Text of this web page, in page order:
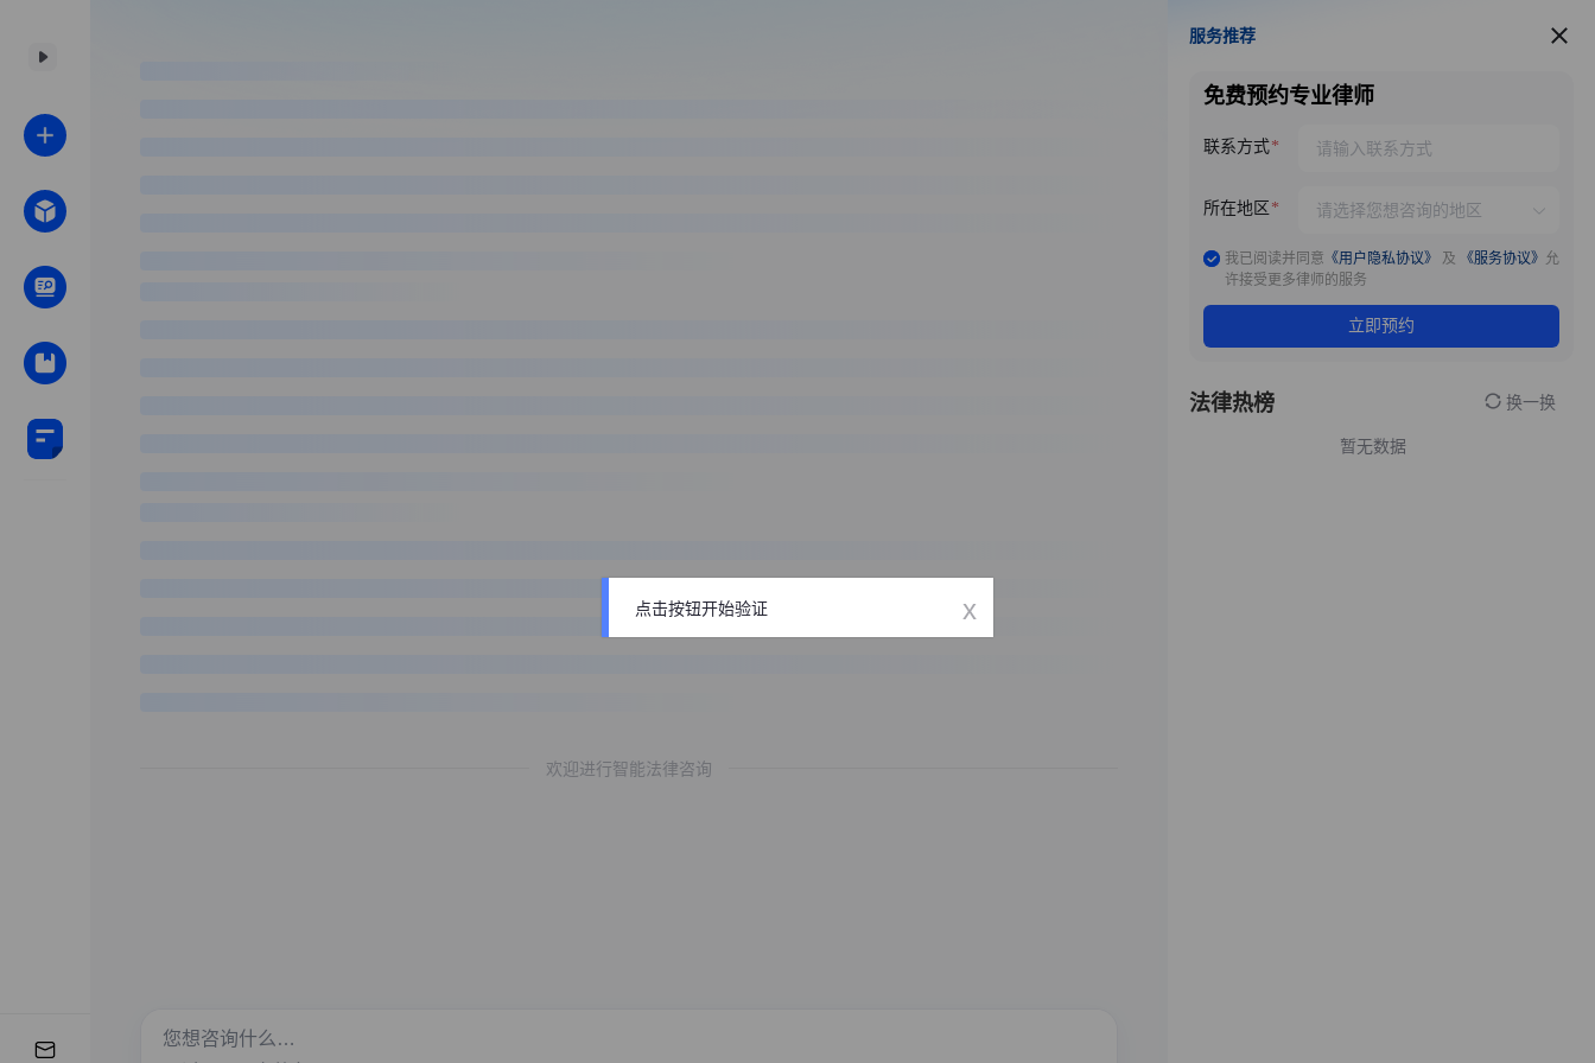
欢迎进行智能法律咨询
服务推荐
服务推荐
免费预约专业律师
联系方式
所在地区
我已阅读并同意 《用户隐私协议》 及 《服务协议》 允
许接受更多律师的服务
立即预约
法律热榜 换一换
暂无数据
点击按钮开始验证 x